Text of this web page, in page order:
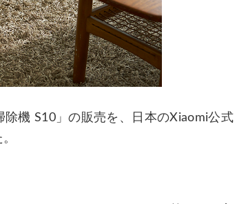
機 S10」の販売を、日本のXiaomi公式